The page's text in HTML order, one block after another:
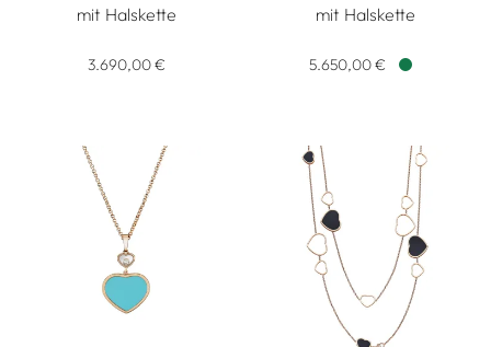
mit Halskette
3.690,00 €
mit Halskette
5.650,00 €